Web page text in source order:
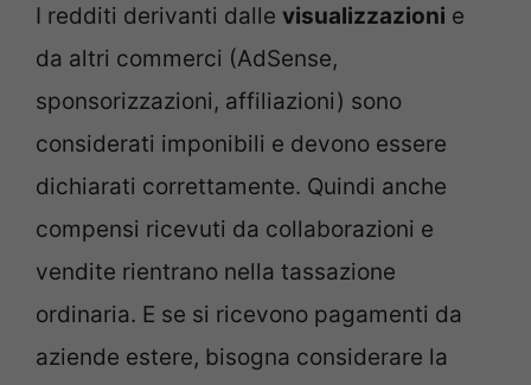
I redditi derivanti dalle visualizzazioni e
da altri commerci (AdSense,
sponsorizzazioni, affiliazioni) sono
considerati imponibili e devono essere
dichiarati correttamente. Quindi anche
compensi ricevuti da collaborazioni e
vendite rientrano nella tassazione
ordinaria. E se si ricevono pagamenti da
aziende estere, bisogna considerare la